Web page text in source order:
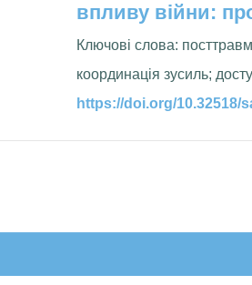
впливу війни:
Ключові слова:
координація зусиль;
https://doi.org/10.32518/